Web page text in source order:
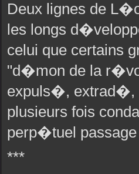
Deux lignes de
les longs
celui que certains
"d�mon de la
expuls�,
plusieurs fois
perp�tuel
***